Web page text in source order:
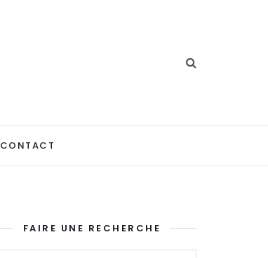
CONTACT
FAIRE UNE RECHERCHE